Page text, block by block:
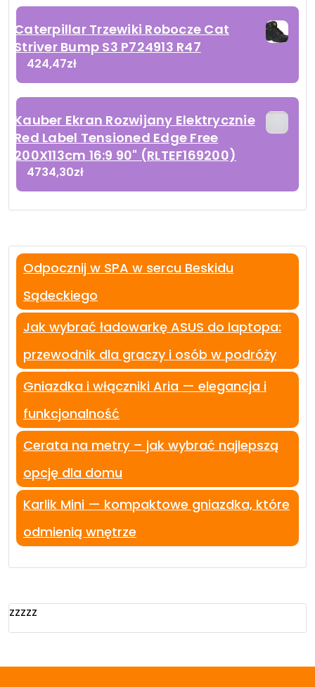
Caterpillar Trzewiki Robocze Cat
Striver Bump S3 P724913 R47
424,47zł
Kauber Ekran Rozwijany Elektrycznie
Red Label Tensioned Edge Free
200X113cm 16:9 90" (RLTEF169200)
4734,30zł
Odpocznij w SPA w sercu Beskidu
Sądeckiego
Jak wybrać ładowarkę ASUS do laptopa:
przewodnik dla graczy i osób w podróży
Gniazdka i włączniki Aria — elegancja i
funkcjonalność
Cerata na metry – jak wybrać najlepszą
opcję dla domu
Karlik Mini — kompaktowe gniazdka, które
odmienią wnętrze
zzzzz